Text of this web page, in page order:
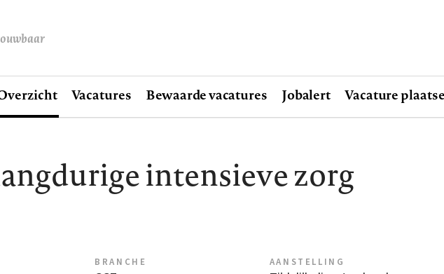
Vacatures Bewaarde vacatures Jobalert Vacature
intensieve zorg
BRANCHE AANSTELLING